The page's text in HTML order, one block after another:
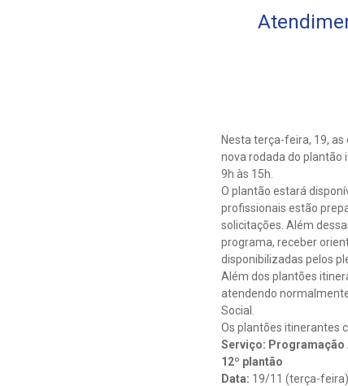
Nesta terça-feira, 19,
nova rodada do plantão
9h às 15h.
O plantão estará
profissionais estão
solicitações. Além
programa, receber
disponibilizadas pelos
Além dos plantões
atendendo
Social.
Os plantões itinerantes
Serviço:
12º plantão
Data: 19/11 (terça-feira)